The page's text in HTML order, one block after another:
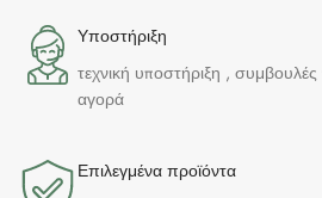
Υποστήριξη
τεχνική υποστήριξη ,
αγορά
Επιλεγμένα προϊόντα​